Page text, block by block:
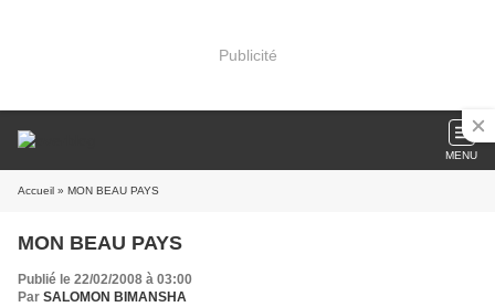
Publicité
MENU
Accueil » MON BEAU PAYS
MON BEAU PAYS
Publié le 22/02/2008 à 03:00
Par SALOMON BIMANSHA